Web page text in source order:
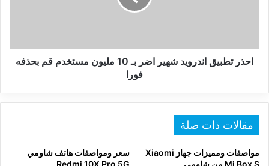
مستخدم
قم
احذر تطبيق اندرويد شهير اضر بـ 10 مليون مستخدم قم بحذفه
فورا
مقالات ذات صلة
مواصفات ومميزات جهاز Xiaomi
سعر ومواصفات هاتف شاومي